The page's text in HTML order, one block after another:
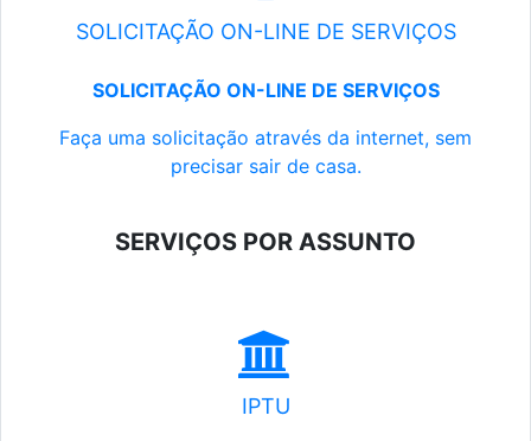
SOLICITAÇÃO ON-LINE DE SERVIÇOS
SOLICITAÇÃO ON-LINE DE SERVIÇOS
Faça uma solicitação através da internet, sem
precisar sair de casa.
SERVIÇOS POR ASSUNTO
IPTU